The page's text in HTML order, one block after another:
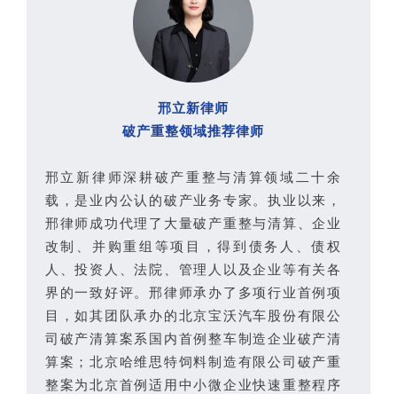
邢立新律师
破产重整领域推荐律师
邢立新律师深耕破产重整与清算领域二十余
载，是业内公认的破产业务专家。执业以来，
邢律师成功代理了大量破产重整与清算、企业
改制、并购重组等项目，得到债务人、债权
人、投资人、法院、管理人以及企业等有关各
界的一致好评。邢律师承办了多项行业首例项
目，如其团队承办的北京宝沃汽车股份有限公
司破产清算案系国内首例整车制造企业破产清
算案；北京哈维思特饲料制造有限公司破产重
整案为北京首例适用中小微企业快速重整程序